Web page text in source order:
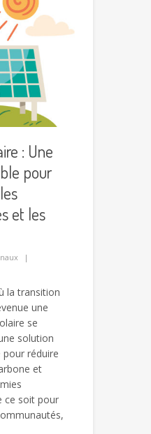
: Une
pour
et les
la transition
une
se
solution
réduire
et
ce soit pour